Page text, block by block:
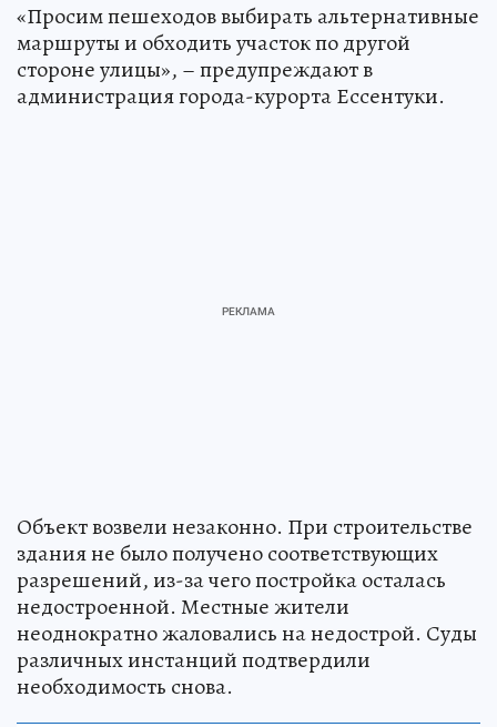
«Просим пешеходов выбирать альтернативные
маршруты и обходить участок по другой
стороне улицы», – предупреждают в
администрация города-курорта Ессентуки.
Объект возвели незаконно. При строительстве
здания не было получено соответствующих
разрешений, из-за чего постройка осталась
недостроенной. Местные жители
неоднократно жаловались на недострой. Суды
различных инстанций подтвердили
необходимость снова.